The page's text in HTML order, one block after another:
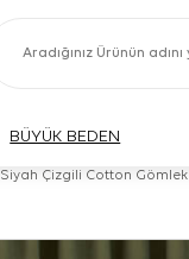
BÜYÜK BEDEN
Siyah Çizgili Cotton Gömlek